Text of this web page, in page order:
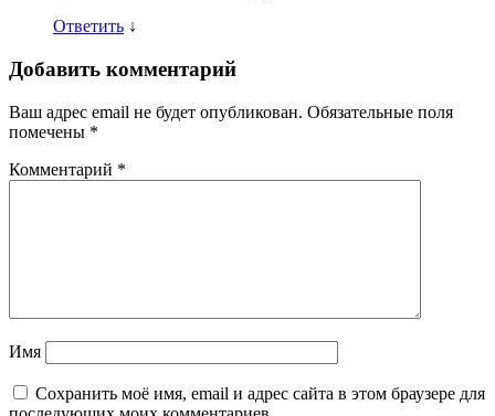
Ответить ↓
Добавить комментарий
Ваш адрес email не будет опубликован. Обязательные поля
помечены *
Комментарий *
Имя
Сохранить моё имя, email и адрес сайта в этом браузере для